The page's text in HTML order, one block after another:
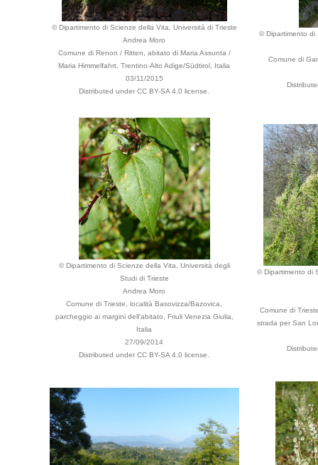
© Dipartimento di Scienze della Vita, Università di Trieste
Andrea Moro
Comune di Renon / Ritten, abitato di Maria Assunta /
Maria Himmelfahrt, Trentino-Alto Adige/Südtirol, Italia
03/11/2015
Distributed under CC BY-SA 4.0 license.
© Dipartimento di
Comune di
© Dipartimento di Scienze della Vita, Università degli
Studi di Trieste
Andrea Moro
Comune di Trieste, località Basovizza/Bazovica,
parcheggio ai margini dell'abitato, Friuli Venezia Giulia,
Italia
27/09/2014
Distributed under CC BY-SA 4.0 license.
© Dipartimento di
Comune di
strada per San